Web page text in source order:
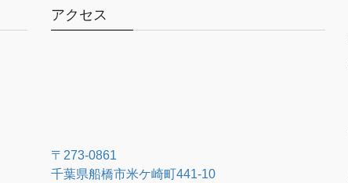
アクセス
〒273-0861
千葉県船橋市米ケ崎町441-10